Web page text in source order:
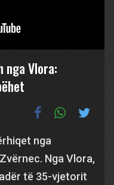
nga Vlora:
nga
Nga Vlora,
të 35-vjetorit